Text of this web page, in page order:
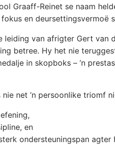
Graaff-Reinet se naam
en deursettingsvermoë
leiding van afrigter Gert van
betree. Hy het nie
in skopboks – ’n
net ’n persoonlike triomf
en
ondersteuningspan agter